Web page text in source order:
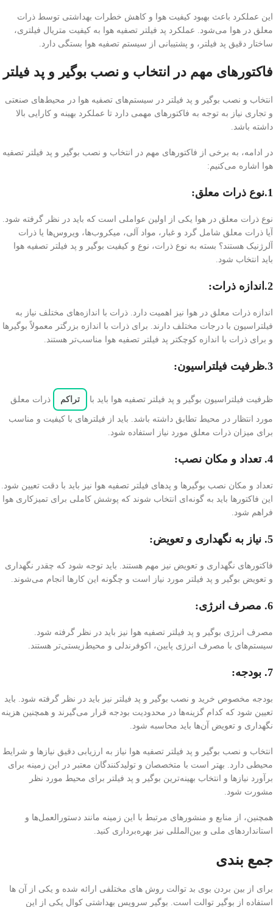
این عملکرد باعث بهبود کیفیت هوا و کاهش خطرات بهداشتی توسط ذرات
معلق در هوا می‌شود. عملکرد پد فیلتر تصفیه هوا به کیفیت متریال فیلتری،
ساختار دقیق پد فیلتر، و پشتیبانی از سیستم تصفیه هوا بستگی دارد.
فاکتورهای مهم در انتخاب و نصب بوگیر و پد فیلتر
انتخاب و نصب بوگیر و پد فیلتر در سیستم‌های تصفیه هوا در محیط‌های صنعتی
و تجاری نیاز به توجه به فاکتورهای مهمی دارد تا عملکرد بهینه و کارایی بالا
داشته باشد.
در ادامه، به برخی از فاکتورهای مهم در انتخاب و نصب بوگیر و پد فیلتر تصفیه
هوا اشاره می‌کنیم:
1.نوع ذرات معلق:
نوع ذرات معلق در هوا یکی از اولین عواملی است که باید در نظر گرفته شود.
آیا ذرات معلق شامل گرد و غبار، مواد آلی، میکروب‌ها، ویروس‌ها یا ذرات
آلرژنیک هستند؟ بسته به نوع ذرات، نوع و کیفیت بوگیر و پد فیلتر تصفیه هوا
باید انتخاب شود.
2.اندازه ذرات:
اندازه ذرات معلق در هوا نیز اهمیت دارد. ذرات با اندازه‌های مختلف نیاز به
فیلتراسیون با درجات مختلف دارند. برای ذرات با اندازه بزرگتر معمولاً بوگیرها
و برای ذرات با اندازه کوچکتر پد فیلتر تصفیه هوا مناسب‌تر هستند.
3.ظرفیت فیلتراسیون:
ظرفیت فیلتراسیون بوگیر و پد فیلتر تصفیه هوا باید با تراکم ذرات معلق
مورد انتظار در محیط تطابق داشته باشد. باید از فیلترهای با کیفیت و مناسب
برای میزان ذرات معلق مورد نیاز استفاده شود.
4. تعداد و مکان نصب:
تعداد و مکان نصب بوگیرها و پدهای فیلتر تصفیه هوا نیز باید با دقت تعیین شود.
این فاکتورها باید به گونه‌ای انتخاب شوند که پوشش کاملی برای تمیزکاری هوا
فراهم شود.
5. نیاز به نگهداری و تعویض:
فاکتورهای نگهداری و تعویض نیز مهم هستند. باید توجه شود که چقدر نگهداری
و تعویض بوگیر و پد فیلتر مورد نیاز است و چگونه این کارها انجام می‌شوند.
6. مصرف انرژی:
مصرف انرژی بوگیر و پد فیلتر تصفیه هوا نیز باید در نظر گرفته شود.
سیستم‌های با مصرف انرژی پایین، اکوفرندلی و محیط‌زیستی‌تر هستند.
7. بودجه:
بودجه مخصوص خرید و نصب بوگیر و پد فیلتر نیز باید در نظر گرفته شود. باید
تعیین شود که کدام گزینه‌ها در محدودیت بودجه قرار می‌گیرند و همچنین هزینه
نگهداری و تعویض آن‌ها باید محاسبه شود.
انتخاب و نصب بوگیر و پد فیلتر تصفیه هوا نیاز به ارزیابی دقیق نیاز‌ها و شرایط
محیطی دارد. بهتر است با متخصصان و تولیدکنندگان معتبر در این زمینه برای
برآورد نیازها و انتخاب بهینه‌ترین بوگیر و پد فیلتر برای محیط مورد نظر
مشورت شود.
همچنین، از منابع و منشورهای مرتبط با این زمینه مانند دستورالعمل‌ها و
استانداردهای ملی و بین‌المللی نیز بهره‌برداری کنید.
جمع بندی
برای از بین بردن بوی بد توالت روش های مختلفی ارائه شده و یکی از آن ها
استفاده از بوگیر توالت است. بوگیر سرویس بهداشتی کوال یکی از این